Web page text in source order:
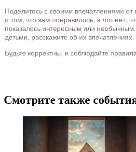
Поделитесь с своими впечатлениями
о том, что вам понравилось, а что нет,
показалось интересным или
детьми, расскажите об их впечатлениях.
Будьте корректны, и соблюдайте
Смотрите также